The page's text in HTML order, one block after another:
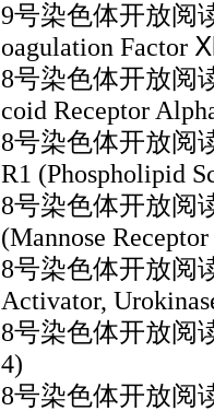
9号染色体开放阅
oagulation Factor
8号染色体开放阅
coid Receptor
8号染色体开放阅
R1 (Phospholipid
8号染色体开放阅
(Mannose
8号染色体开放阅
Activator,
8号染色体开放阅
4)
8号染色体开放阅